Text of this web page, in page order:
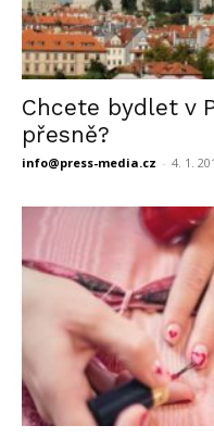
Chcete bydlet v
přesně?
info@press-media.cz - 4. 1.